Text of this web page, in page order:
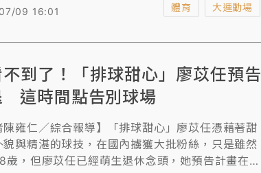
09 16:01 體育 大運動場
到了！「排球甜心」廖苡任預告
這時間點告別球場
陳雍仁／綜合報導】「排球甜心」廖苡任憑藉著甜
貌與精湛的球技，在國內擄獲大批粉絲，只是雖然
歲，但廖苡任已經萌生退休念頭，她預告計畫在明